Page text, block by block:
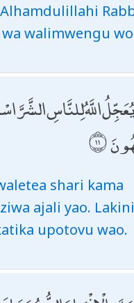
walimwengu
اللَّهُ لِلنَّاسِ الشَّرَّ
shari kama
ajali yao. Lakini
upotovu wao.